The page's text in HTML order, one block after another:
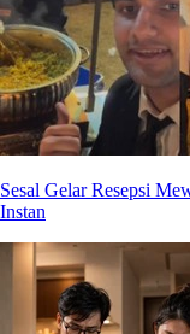
Sesal Gelar Resepsi
Instan